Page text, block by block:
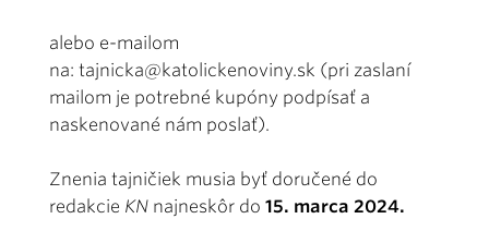
alebo e-mailom
na: tajnicka@katolickenoviny.sk (pri zaslaní
mailom je potrebné kupóny podpísať a
naskenované nám poslať).
Znenia tajničiek musia byť doručené do
redakcie KN najneskôr do 15. marca 2024.